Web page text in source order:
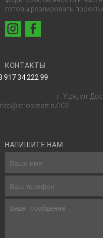
готовы реализовать
КОНТАКТЫ
917 34 222 99
г. Уфа, ул.
103
НАПИШИТЕ НАМ